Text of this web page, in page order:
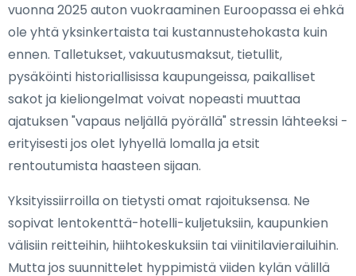
vuonna 2025 auton vuokraaminen Euroopassa ei ehkä
ole yhtä yksinkertaista tai kustannustehokasta kuin
ennen. Talletukset, vakuutusmaksut, tietullit,
pysäköinti historiallisissa kaupungeissa, paikalliset
sakot ja kieliongelmat voivat nopeasti muuttaa
ajatuksen "vapaus neljällä pyörällä" stressin lähteeksi -
erityisesti jos olet lyhyellä lomalla ja etsit
rentoutumista haasteen sijaan.
Yksityissiirroilla on tietysti omat rajoituksensa. Ne
sopivat lentokenttä-hotelli-kuljetuksiin, kaupunkien
välisiin reitteihin, hiihtokeskuksiin tai viinitilavierailuihin.
Mutta jos suunnittelet hyppimistä viiden kylän välillä